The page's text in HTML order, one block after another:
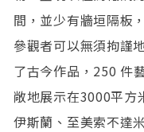
間，並少有牆垣隔板
參觀者可以無須拘謹
了古今作品，250 件
敞地展示在3000平方
伊斯蘭、至美索不達